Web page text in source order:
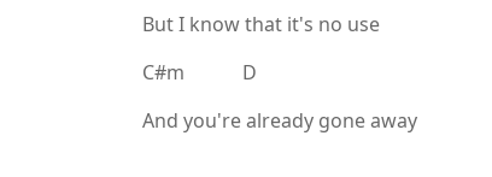
But I know that it's no use
C#m D
And you're already gone away